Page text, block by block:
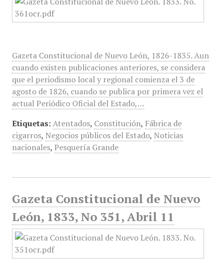
Gazeta Constitucional de Nuevo León, 1826-1835. Aun
cuando existen publicaciones anteriores, se considera
que el periodismo local y regional comienza el 3 de
agosto de 1826, cuando se publica por primera vez el
actual Periódico Oficial del Estado,…
Etiquetas: Atentados, Constitución, Fábrica de
cigarros, Negocios públicos del Estado, Noticias
nacionales, Pesquería Grande
Gazeta Constitucional de Nuevo
León, 1833, No 351, Abril 11